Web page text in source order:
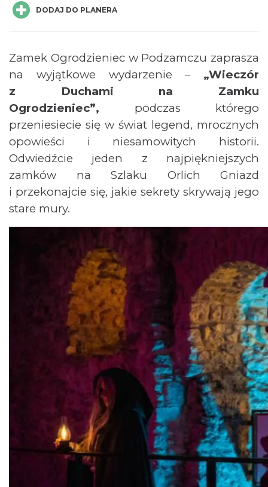
Podzamcze
2026-08-21
0.00 km
2026-09-04
DODAJ DO PLANERA
Zamek Ogrodzieniec w Podzamczu zaprasza
na wyjątkowe wydarzenie – „Wieczór
z Duchami na Zamku
Ogrodzieniec”, podczas którego
przeniesiecie się w świat legend, mrocznych
opowieści i niesamowitych historii.
Odwiedźcie jeden z najpiękniejszych
zamków na Szlaku Orlich Gniazd
i przekonajcie się, jakie sekrety skrywają jego
stare mury.